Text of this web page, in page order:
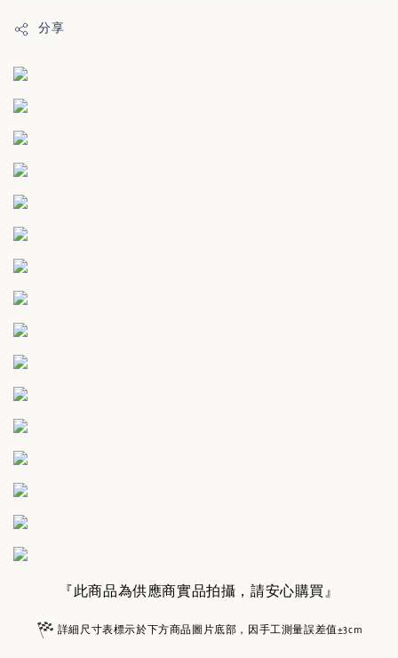
分享
『此商品為供應商實品拍攝，請安心購買』
詳細尺寸表標示於下方商品圖片底部，因手工測量誤差值±3cm